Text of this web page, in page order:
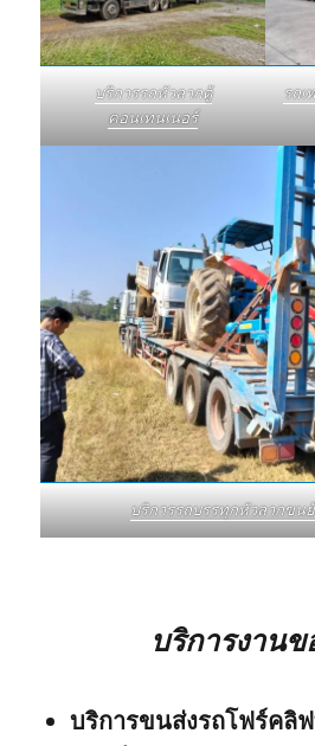
บริการรถหัวลากตู้
คอนเทนเนอร์
รถเ
บริการรถบรรทุกหัวลากขน
บริการงานข
บริการขนส่งรถโฟร์คลิ